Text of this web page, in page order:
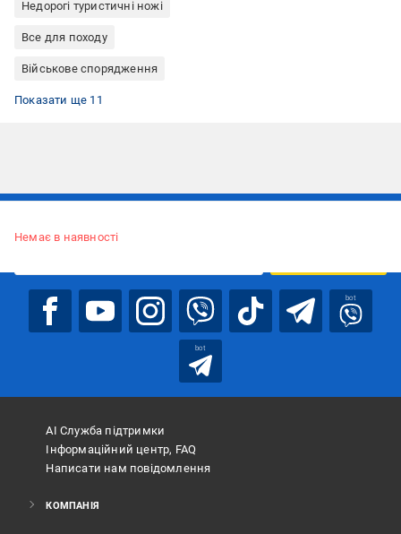
Недорогі туристичні ножі
Все для походу
Військове спорядження
Холодна зброя
Товари для виживання
Ножі складані
Ножі кишенькові
Ножі з замком Liner lock
Ножі EDC
Складані кишенькові ножі
Ножі універсальні
Туристичні ножі Civivi
Ножі складані універсальні
Ножі D2
Показати ще 11
Немає в наявності
bot
bot
АІ Служба підтримки
Інформаційний центр, FAQ
Написати нам повідомлення
КОМПАНІЯ